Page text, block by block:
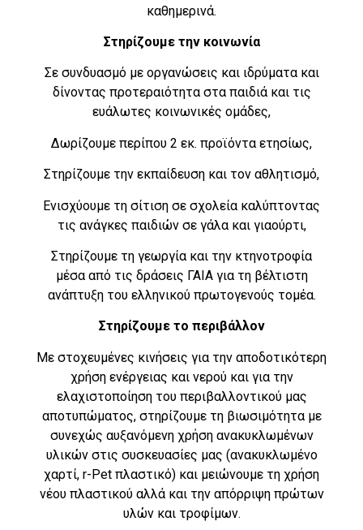
καθημερινά.
Στηρίζουμε την κοινωνία
Σε συνδυασμό με οργανώσεις και ιδρύματα και
δίνοντας προτεραιότητα στα παιδιά και τις
ευάλωτες κοινωνικές ομάδες,
Δωρίζουμε περίπου 2 εκ. προϊόντα ετησίως,
Στηρίζουμε την εκπαίδευση και τον αθλητισμό,
Ενισχύουμε τη σίτιση σε σχολεία καλύπτοντας
τις ανάγκες παιδιών σε γάλα και γιαούρτι,
Στηρίζουμε τη γεωργία και την κτηνοτροφία
μέσα από τις δράσεις ΓΑΙΑ για τη βέλτιστη
ανάπτυξη του ελληνικού πρωτογενούς τομέα.
Στηρίζουμε το περιβάλλον
Με στοχευμένες κινήσεις για την αποδοτικότερη
χρήση ενέργειας και νερού και για την
ελαχιστοποίηση του περιβαλλοντικού μας
αποτυπώματος, στηρίζουμε τη βιωσιμότητα με
συνεχώς αυξανόμενη χρήση ανακυκλωμένων
υλικών στις συσκευασίες μας (ανακυκλωμένο
χαρτί, r-Pet πλαστικό) και μειώνουμε τη χρήση
νέου πλαστικού αλλά και την απόρριψη πρώτων
υλών και τροφίμων.